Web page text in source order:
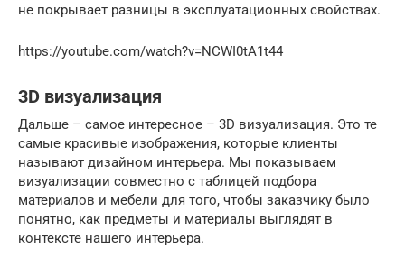
не покрывает разницы в эксплуатационных свойствах.
https://youtube.com/watch?v=NCWI0tA1t44
3D визуализация
Дальше – самое интересное – 3D визуализация. Это те
самые красивые изображения, которые клиенты
называют дизайном интерьера. Мы показываем
визуализации совместно с таблицей подбора
материалов и мебели для того, чтобы заказчику было
понятно, как предметы и материалы выглядят в
контексте нашего интерьера.